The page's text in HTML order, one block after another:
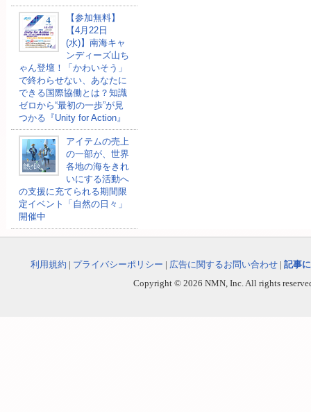
【参加無料】
【4月22日
(水)】南海キャ
ンディーズ山ち
ゃん登壇！「かわいそう」
で終わらせない、あなたに
できる国際協働とは？知識
ゼロから“最初の一歩”が見
つかる『Unity for Action』
アイテムの売上
の一部が、世界
各地の海をきれ
いにする活動へ
の支援に充てられる期間限
定イベント「自然の日々」
開催中
利用規約 | プライバシーポリシー | 広告に関するお問い合わせ | 記事
Copyright © 2026 NMN, Inc. All rights